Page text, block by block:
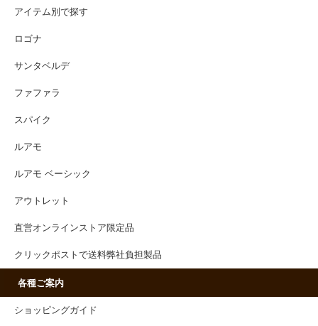
アイテム別で探す
ロゴナ
サンタベルデ
ファファラ
スパイク
ルアモ
ルアモ ベーシック
アウトレット
直営オンラインストア限定品
クリックポストで送料弊社負担製品
各種ご案内
ショッピングガイド